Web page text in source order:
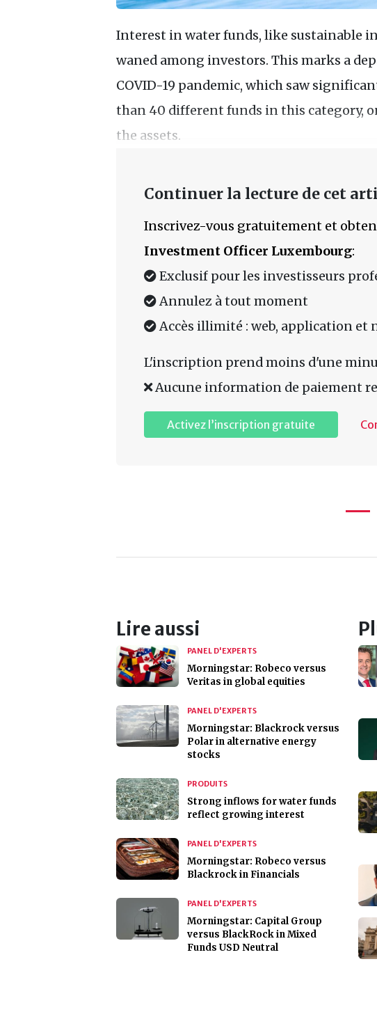
Interest in water funds, like sustainable
waned among investors. This marks a
COVID-19 pandemic, which saw
than 40 different funds in this category,
the assets.
Continuer la lecture de cet
Inscrivez-vous gratuitement et
Investment Officer Luxembourg:
Exclusif pour les investisseurs
Annulez à tout moment
Accès illimité : web, application et
L'inscription prend moins d'une
Aucune information de paiement
Activez l’inscription gratuite
Lire aussi
PANEL D'EXPERTS
Morningstar: Robeco versus
Veritas in global equities
PANEL D'EXPERTS
Morningstar: Blackrock versus
Polar in alternative energy
stocks
PRODUITS
Strong inflows for water funds
reflect growing interest
PANEL D'EXPERTS
Morningstar: Robeco versus
Blackrock in Financials
PANEL D'EXPERTS
Morningstar: Capital Group
versus BlackRock in Mixed
Funds USD Neutral